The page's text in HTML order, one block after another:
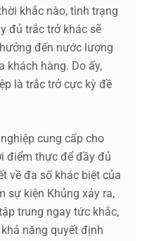
khắc nào, tình trạng
đủ trắc trở khác sẽ
đến nước lượng
khách hàng. Do ấy,
là trắc trở cực kỳ đề
cung cấp cho
điểm thực để đầy đủ
về đa số khác biệt của
sự kiện Khủng xảy ra,
trung ngay tức khắc,
năng quyết định